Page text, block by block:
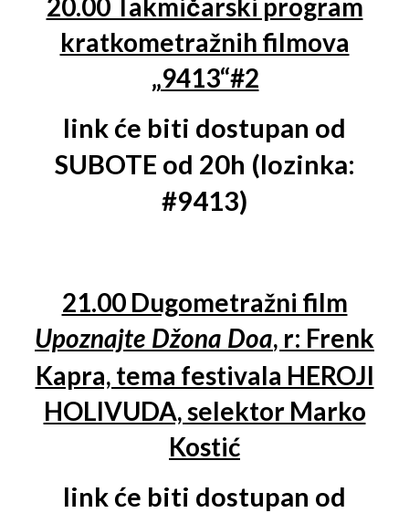
20.00 Takmičarski program
kratkometražnih filmova
„9413“#2
link će biti dostupan od
SUBOTE od 20h (lozinka:
#9413)
21.00 Dugometražni film
Upoznajte Džona Doa, r: Frenk
Kapra, tema festivala HEROJI
HOLIVUDA, selektor Marko
Kostić
link će biti dostupan od